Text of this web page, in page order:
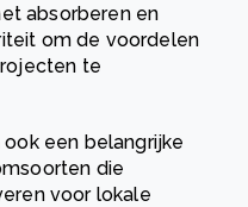
absorberen en
om de voordelen
te
een belangrijke
die
voor lokale